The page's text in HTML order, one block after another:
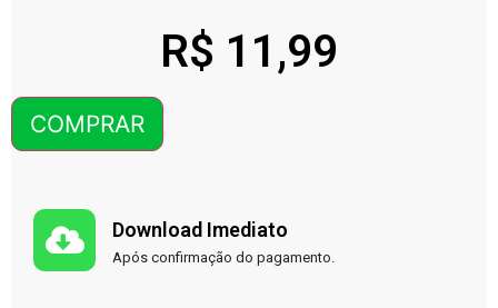
R$ 11,99
COMPRAR
Download Imediato
Após confirmação do pagamento.